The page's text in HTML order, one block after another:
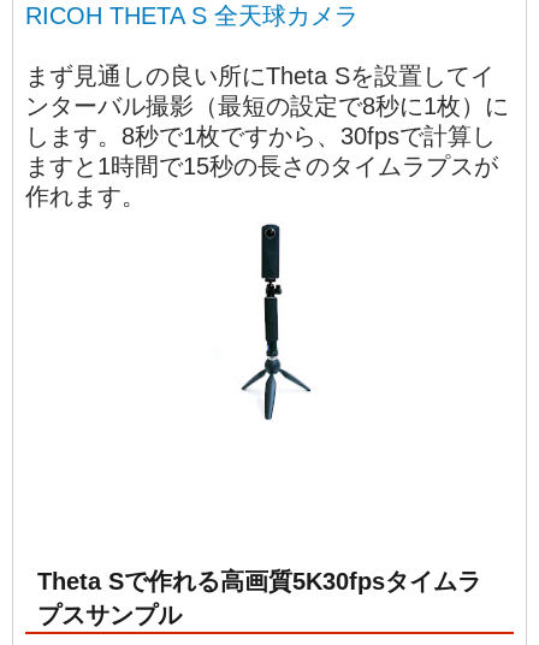
RICOH THETA S 全天球カメラ
まず見通しの良い所にTheta Sを設置してイ
ンターバル撮影（最短の設定で8秒に1枚）に
します。8秒で1枚ですから、30fpsで計算し
ますと1時間で15秒の長さのタイムラプスが
作れます。
Theta Sで作れる高画質5K30fpsタイムラ
プスサンプル